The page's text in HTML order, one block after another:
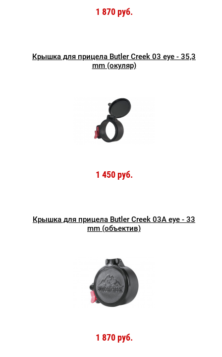
1 870 руб.
Крышка для прицела Butler Creek 03 eye - 35,3
mm (окуляр)
1 450 руб.
Крышка для прицела Butler Creek 03A eye - 33
mm (объектив)
1 870 руб.